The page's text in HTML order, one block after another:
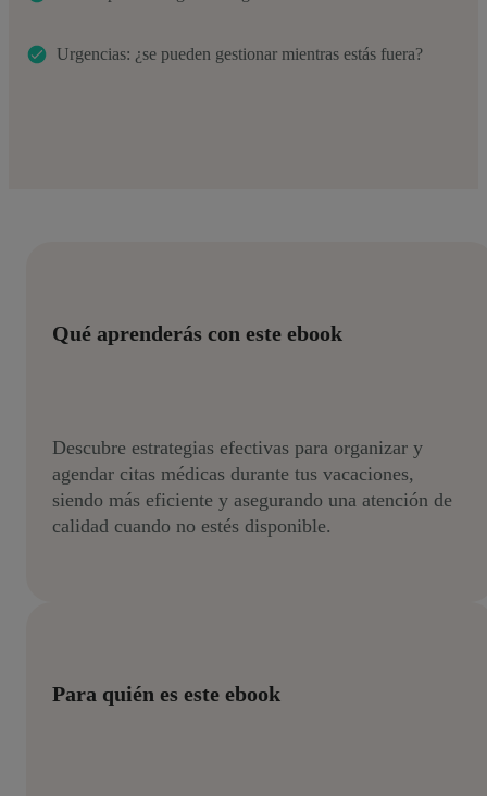
Urgencias: ¿se pueden gestionar mientras estás fuera?
Qué aprenderás con este ebook
Descubre estrategias efectivas para organizar y
agendar citas médicas durante tus vacaciones,
siendo más eficiente y asegurando una atención de
calidad cuando no estés disponible.
Para quién es este ebook